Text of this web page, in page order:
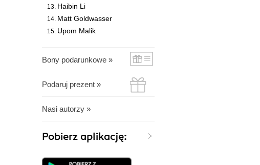
Haibin Li
Matt Goldwasser
Upom Malik
Bony podarunkowe »
Podaruj prezent »
Nasi autorzy »
Pobierz aplikację: